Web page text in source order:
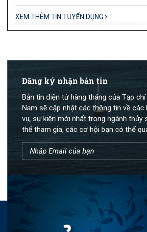
XEM THÊM TIN TUYỂN DỤNG
Đăng ký nhận bản tin
Bản tin điện tử hàng tháng của Tạp
Nam sẽ cập nhật các thông tin về các
vụ, sự kiện mới nhất trong ngành thủy
thể tham gia, các cơ hội bạn có thể